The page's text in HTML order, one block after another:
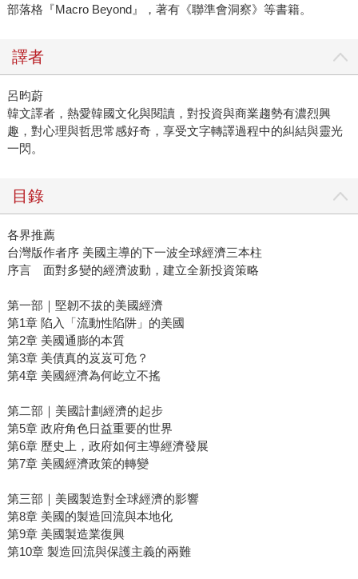
部落格『Macro Beyond』，著有《聯準會洞察》等書籍。
譯者
呂昀蔚
韓文譯者，熱愛韓國文化與閱讀，對投資與商業趨勢有濃烈興
趣，對心理與哲思常感好奇，享受文字轉譯過程中的糾結與靈光
一閃。
目錄
各界推薦
台灣版作者序 美國主導的下一波全球經濟三本柱
序言 面對多變的經濟波動，建立全新投資策略
第一部｜堅韌不拔的美國經濟
第1章 陷入「流動性陷阱」的美國
第2章 美國通膨的本質
第3章 美債真的岌岌可危？
第4章 美國經濟為何屹立不搖
第二部｜美國計劃經濟的起步
第5章 政府角色日益重要的世界
第6章 歷史上，政府如何主導經濟發展
第7章 美國經濟政策的轉變
第三部｜美國製造對全球經濟的影響
第8章 美國的製造回流與本地化
第9章 美國製造業復興
第10章 製造回流與保護主義的兩難